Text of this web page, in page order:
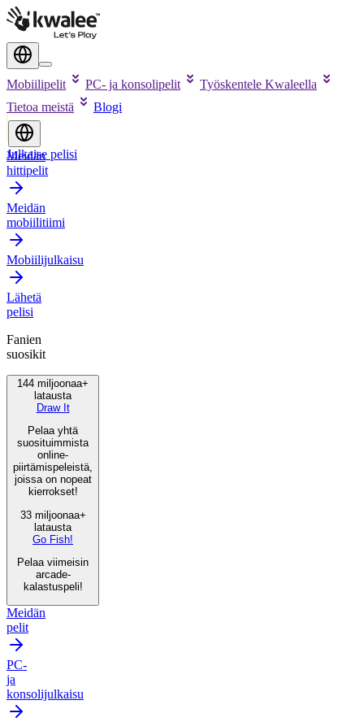
Mobiilipelit PC- ja konsolipelit
Työskentele Kwaleella
Tietoa meistä
Blogi
Julkaise pelisi
Meidän
hittipelit
Meidän
mobiilitiimi
Mobiilijulkaisu
Lähetä
pelisi
Fanien
suosikit
144 miljoonaa+
latausta
Draw It
Pelaa yhtä
suosituimmista
online-
piirtämispeleistä,
joissa on nopeat
kierrokset!
33 miljoonaa+
latausta
Go Fish!
Pelaa viimeisin
arcade-
kalastuspeli!
Meidän
pelit
PC-
ja
konsolijulkaisu